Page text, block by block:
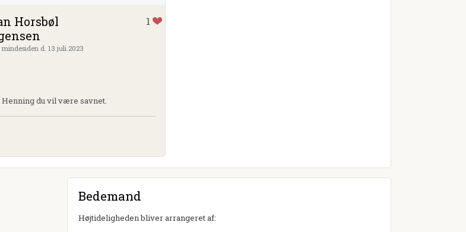
Horsbøl
1
mindesiden d. 13.juli.2023
du vil være savnet.
Bedemand
Højtideligheden bliver arrangeret af: